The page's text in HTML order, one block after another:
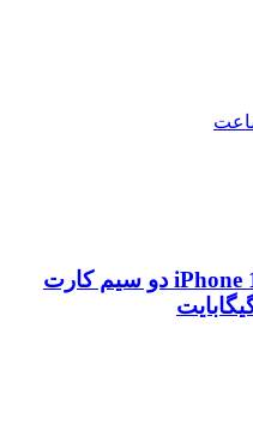
گوشی موبایل اپل مدل iPhone 16 CH دو سیم کارت